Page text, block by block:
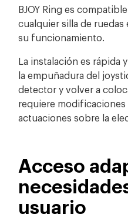
BJOY Ring es
cualquier silla de
su funcionamiento.
La instalación es rápida
la empuñadura del
detector y volver a
requiere
actuaciones sobre la
Acceso
usuario